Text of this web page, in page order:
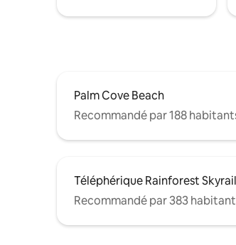
Palm Cove Beach
Recommandé par 188
Téléphérique Rainforest Skyrail
Recommandé par 383